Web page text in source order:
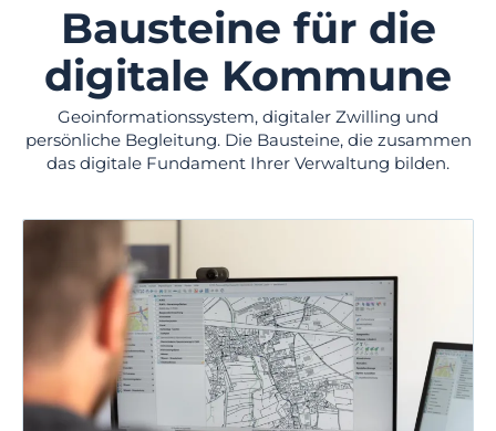
Bausteine für die
digitale Kommune
Geoinformationssystem, digitaler Zwilling und
persönliche Begleitung. Die Bausteine, die zusammen
das digitale Fundament Ihrer Verwaltung bilden.